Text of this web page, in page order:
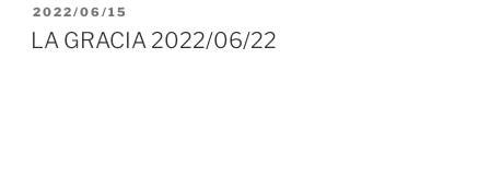
PUBLICADO
EL
2022/06/15
LA GRACIA 2022/06/22